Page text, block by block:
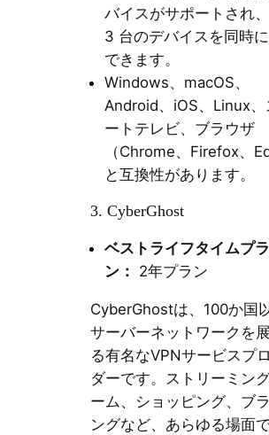
バイスがサポートされ
3 台のデバイスを同時
できます。
Windows、macOS、
Android、iOS、Linux、
ートテレビ、ブラウザ
（Chrome、Firefox、
と互換性があります。
3. CyberGhost
ベストライフタイムプラ
ン： 2年プラン
Cyber​​Ghostは、100か国
サーバーネットワークを
る有名なVPNサービスプ
ダーです。ストリーミン
ーム、ショッピング、ブ
ングなど、あらゆる場面